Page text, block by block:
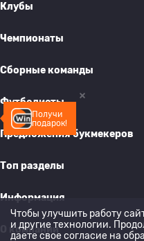
Получи
подарок!
Клубы
Чемпионаты
Сборные команды
Футболисты
Предложения букмекеров
Топ разделы
Информация
О компании
Чтобы улучшить работу
и другие технологии.
даете свое согласие на